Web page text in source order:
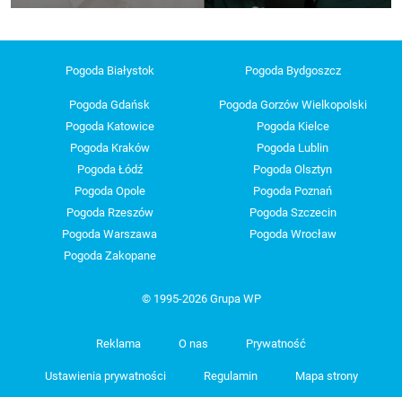
Pogoda Białystok Pogoda Bydgoszcz
Pogoda Gdańsk
Pogoda Gorzów Wielkopolski
Pogoda Katowice
Pogoda Kielce
Pogoda Kraków
Pogoda Lublin
Pogoda Łódź
Pogoda Olsztyn
Pogoda Opole
Pogoda Poznań
Pogoda Rzeszów
Pogoda Szczecin
Pogoda Warszawa
Pogoda Wrocław
Pogoda Zakopane
© 1995-2026 Grupa WP
Reklama O nas Prywatność
Ustawienia prywatności Regulamin Mapa strony